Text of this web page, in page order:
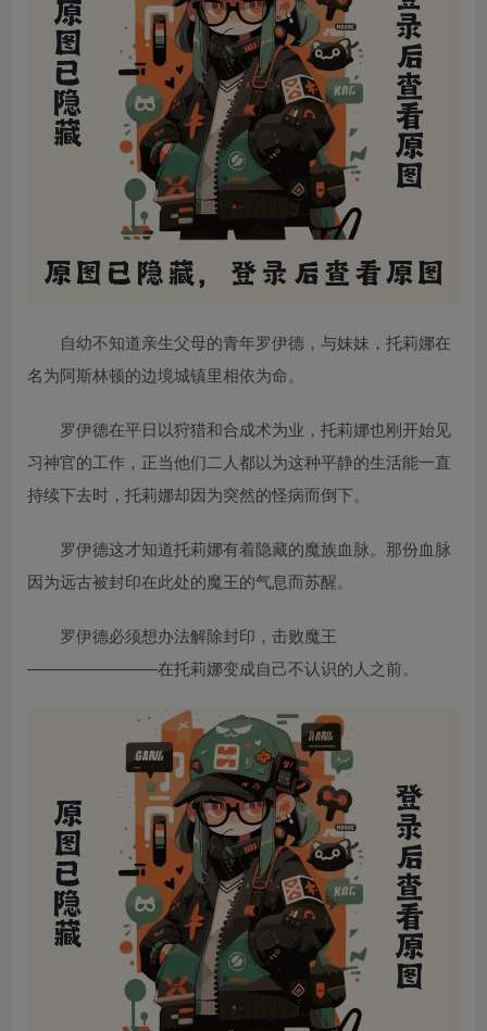
自幼不知道亲生父母的青年罗伊德，与妹妹，托莉娜在
名为阿斯林顿的边境城镇里相依为命。
罗伊德在平日以狩猎和合成术为业，托莉娜也刚开始见
习神官的工作，正当他们二人都以为这种平静的生活能一直
持续下去时，托莉娜却因为突然的怪病而倒下。
罗伊德这才知道托莉娜有着隐藏的魔族血脉。那份血脉
因为远古被封印在此处的魔王的气息而苏醒。
罗伊德必须想办法解除封印，击败魔王
————————在托莉娜变成自己不认识的人之前。